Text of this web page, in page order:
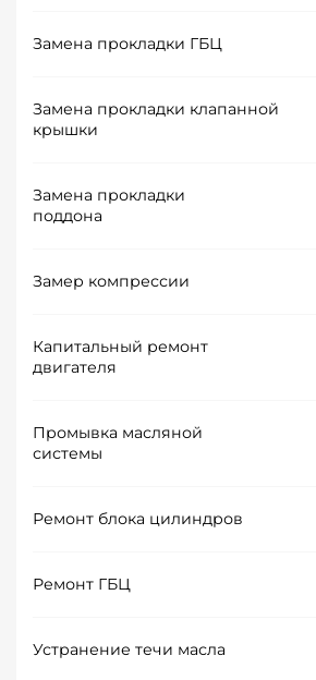
Замена прокладки ГБЦ
Замена прокладки клапанной
крышки
Замена прокладки
поддона
Замер компрессии
Капитальный ремонт
двигателя
Промывка масляной
системы
Ремонт блока цилиндров
Ремонт ГБЦ
Устранение течи масла